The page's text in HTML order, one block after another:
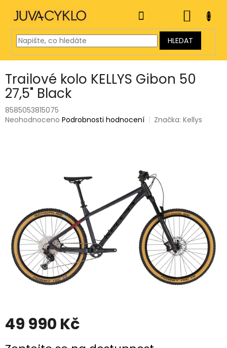
obsah
HLEDAT
KOŠÍK
Trailové kolo KELLYS Gibon 50
27,5" Black
8585053815075
Průměrné
Neohodnoceno Podrobnosti hodnocení Značka:Kellys
49 990 Kč